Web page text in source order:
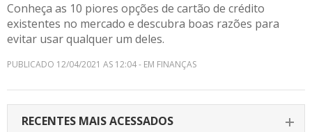
Conheça as 10 piores opções de cartão de crédito
existentes no mercado e descubra boas razões para
evitar usar qualquer um deles.
PUBLICADO 12/04/2021 AS 12:04 - EM FINANÇAS
RECENTES MAIS ACESSADOS